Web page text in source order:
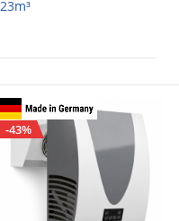
23m³
-43%